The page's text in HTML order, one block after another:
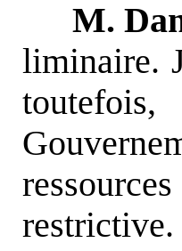
M.
liminaire.